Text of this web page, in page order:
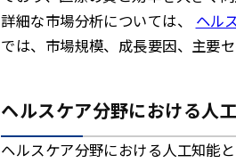
詳細な市場分析については、 ヘル
では、市場規模、成長要因、主要
ヘルスケア分野における人
ヘルスケア分野における人工知能